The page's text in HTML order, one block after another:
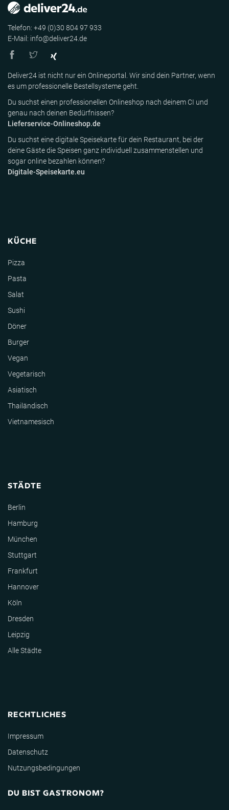
Telefon: +49 (0)30 804 97 933
E-Mail: info@deliver24.de
Deliver24 ist nicht nur ein Onlineportal. Wir sind dein Partner, wenn
es um professionelle Bestellsysteme geht.
Du suchst einen professionellen Onlineshop nach deinem CI und
genau nach deinen Bedürfnissen?
Lieferservice-Onlineshop.de
Du suchst eine digitale Speisekarte für dein Restaurant, bei der
deine Gäste die Speisen ganz individuell zusammenstellen und
sogar online bezahlen können?
Digitale-Speisekarte.eu
KÜCHE
Pizza
Pasta
Salat
Sushi
Döner
Burger
Vegan
Vegetarisch
Asiatisch
Thailändisch
Vietnamesisch
STÄDTE
Berlin
Hamburg
München
Stuttgart
Frankfurt
Hannover
Köln
Dresden
Leipzig
Alle Städte
RECHTLICHES
Impressum
Datenschutz
Nutzungsbedingungen
DU BIST GASTRONOM?